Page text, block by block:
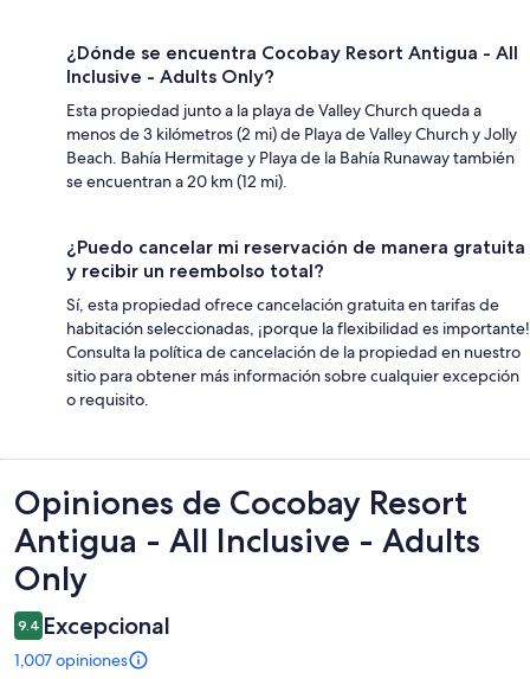
¿Dónde se encuentra Cocobay Resort Antigua - All
Inclusive - Adults Only?
Esta propiedad junto a la playa de Valley Church queda a
menos de 3 kilómetros (2 mi) de Playa de Valley Church y Jolly
Beach. Bahía Hermitage y Playa de la Bahía Runaway también
se encuentran a 20 km (12 mi).
¿Puedo cancelar mi reservación de manera gratuita
y recibir un reembolso total?
Sí, esta propiedad ofrece cancelación gratuita en tarifas de
habitación seleccionadas, ¡porque la flexibilidad es importante!
Consulta la política de cancelación de la propiedad en nuestro
sitio para obtener más información sobre cualquier excepción
o requisito.
Opiniones
Opiniones de Cocobay Resort
Antigua - All Inclusive - Adults
Only
9.4 Excepcional
1,007 opiniones